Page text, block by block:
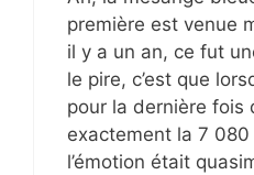
première est venue
il y a un an, ce fut
le pire, c’est que
pour la dernière fois
exactement la 7
l’émotion était